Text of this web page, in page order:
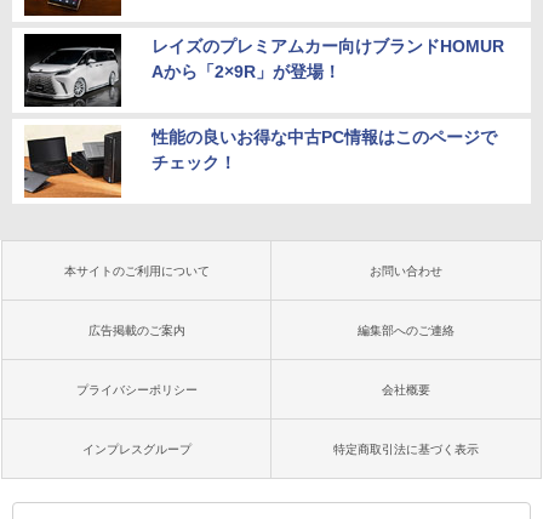
レイズのプレミアムカー向けブランドHOMUR
Aから「2×9R」が登場！
性能の良いお得な中古PC情報はこのページで
チェック！
本サイトのご利用について お問い合わせ
広告掲載のご案内 編集部へのご連絡
プライバシーポリシー 会社概要
インプレスグループ 特定商取引法に基づく表示